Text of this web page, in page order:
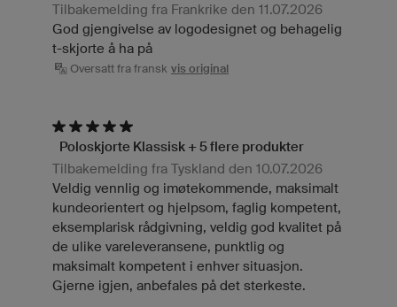
Tilbakemelding fra Frankrike den 11.07.2026
God gjengivelse av logodesignet og behagelig
t-skjorte å ha på
Oversatt fra fransk vis original
Poloskjorte Klassisk + 5 flere produkter
Tilbakemelding fra Tyskland den 10.07.2026
Veldig vennlig og imøtekommende, maksimalt
kundeorientert og hjelpsom, faglig kompetent,
eksemplarisk rådgivning, veldig god kvalitet på
de ulike vareleveransene, punktlig og
maksimalt kompetent i enhver situasjon.
Gjerne igjen, anbefales på det sterkeste.